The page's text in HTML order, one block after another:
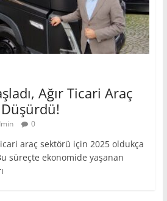
Ağır Ticari Araç
0
araç sektörü için 2025 oldukça
süreçte ekonomide yaşanan